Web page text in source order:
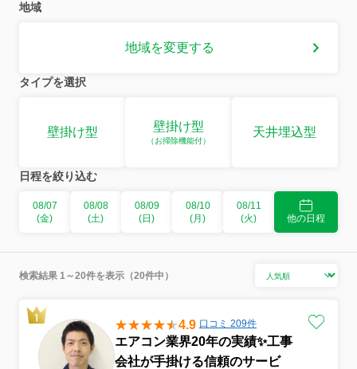
地域
地域を変更する
タイプを選択
壁掛け型 壁掛け型
（お掃除機能付）
天井埋込型
日程を絞り込む
08/07
(金)
08/08
(土)
08/09
(日)
08/10
(月)
08/11
(火)
他の日程
検索結果 1～20件を表示（20件中）
4.9 口コミ 209件
エアコン業界20年の実績✨工事
会社が手掛ける信頼のサービ